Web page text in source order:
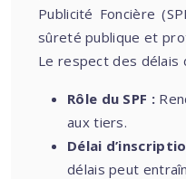
Publicité Foncière
sûreté publique et
Le respect des délais
Rôle du SPF :
aux tiers.
Délai
délais peut